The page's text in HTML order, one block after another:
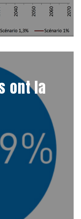
ont la